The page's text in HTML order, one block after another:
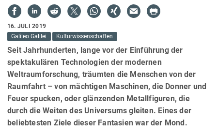
16. JULI 2019
Galileo Galilei
Kulturwissenschaften
Seit Jahrhunderten, lange vor der Einführung der
spektakulären Technologien der modernen
Weltraumforschung, träumten die Menschen von der
Raumfahrt – von mächtigen Maschinen, die Donner und
Feuer spucken, oder glänzenden Metallfiguren, die
durch die Weiten des Universums gleiten. Eines der
beliebtesten Ziele dieser Fantasien war der Mond.